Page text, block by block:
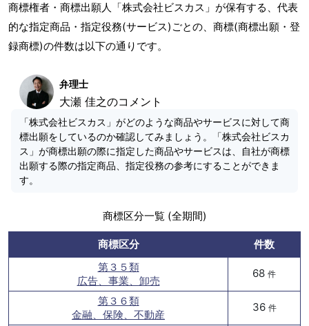
商標権者・商標出願人「株式会社ビスカス」が保有する、代表
的な指定商品・指定役務(サービス)ごとの、商標(商標出願・登
録商標)の件数は以下の通りです。
弁理士
大瀬 佳之のコメント
「株式会社ビスカス」がどのような商品やサービスに対して商
標出願をしているのか確認してみましょう。「株式会社ビスカ
ス」が商標出願の際に指定した商品やサービスは、自社が商標
出願する際の指定商品、指定役務の参考にすることができま
す。
商標区分一覧 (全期間)
商標区分
件数
第３５類
広告、事業、卸売
68 件
第３６類
金融、保険、不動産
36 件